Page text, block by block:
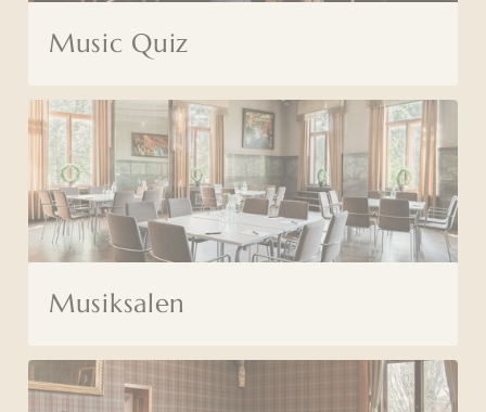
Music Quiz
Musiksalen